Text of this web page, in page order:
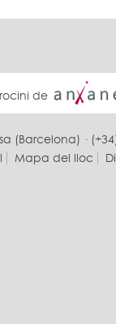
de
(Barcelona) ·
Mapa del lloc